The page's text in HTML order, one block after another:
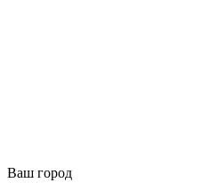
Ваш город